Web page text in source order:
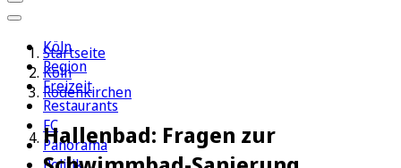
Köln
Region
Freizeit
Restaurants
FC
Panorama
Startseite
Köln
Rodenkirchen
Hallenbad: Fragen zur